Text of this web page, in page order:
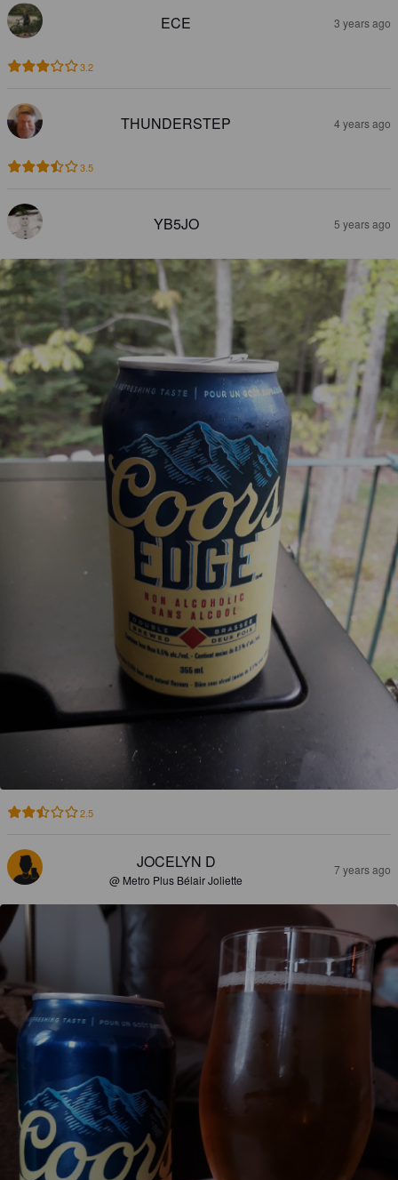
ECE 3 years ago
3.2
THUNDERSTEP 4 years ago
3.5
YB5JO 5 years ago
2.5
JOCELYN D
@ Metro Plus Bélair Joliette
7 years ago